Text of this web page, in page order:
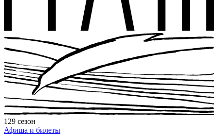
129 сезон
Афиша и билеты